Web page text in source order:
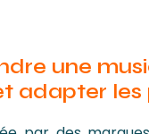
une
adapter les